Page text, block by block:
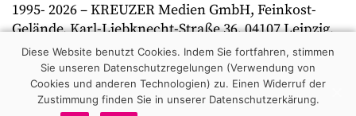
1995- 2026– KREUZER Medien GmbH, Feinkost-
Gelände, Karl-Liebknecht-Straße 36, 04107 Leipzig,
Telefon +49 341 269 80 0 | kreuzer online
Diese Website benutzt Cookies. Indem Sie fortfahren, stimmen
Sie unseren Datenschutzregelungen (Verwendung von
Cookies und anderen Technologien) zu. Einen Widerruf der
Zustimmung finden Sie in unserer Datenschutzerkärung.